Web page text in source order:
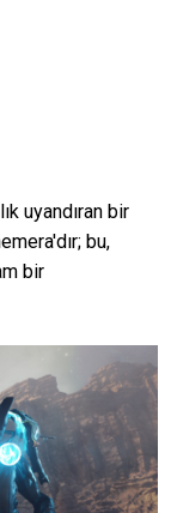
uyandıran bir
bu,
bir